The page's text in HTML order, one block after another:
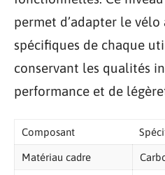
permet d’adapter le vélo
spécifiques de chaque
conservant les qualités
performance et de
Composant
Matériau cadre